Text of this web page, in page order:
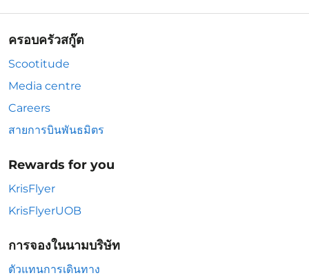
ครอบครัวสกู๊ต
Scootitude
Media centre
Careers
สายการบินพันธมิตร
Rewards for you
KrisFlyer
KrisFlyerUOB
การจองในนามบริษัท
ตัวแทนการเดินทาง